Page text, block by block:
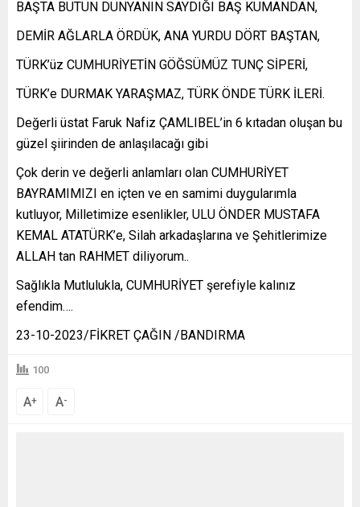
BAŞTA BÜTÜN DÜNYANIN SAYDIĞI BAŞ KUMANDAN,
DEMİR AĞLARLA ÖRDÜK, ANA YURDU DÖRT BAŞTAN,
TÜRK’üz CUMHURİYETİN GÖĞSÜMÜZ TUNÇ SİPERİ,
TÜRK’e DURMAK YARAŞMAZ, TÜRK ÖNDE TÜRK İLERİ.
Değerli üstat Faruk Nafiz ÇAMLIBEL’in 6 kıtadan oluşan bu
güzel şiirinden de anlaşılacağı gibi
Çok derin ve değerli anlamları olan CUMHURİYET
BAYRAMIMIZI en içten ve en samimi duygularımla
kutluyor, Milletimize esenlikler, ULU ÖNDER MUSTAFA
KEMAL ATATÜRK’e, Silah arkadaşlarına ve Şehitlerimize
ALLAH tan RAHMET diliyorum..
Sağlıkla Mutlulukla, CUMHURİYET şerefiyle kalınız
efendim….
23-10-2023/FİKRET ÇAĞIN /BANDIRMA
100
A+ A-